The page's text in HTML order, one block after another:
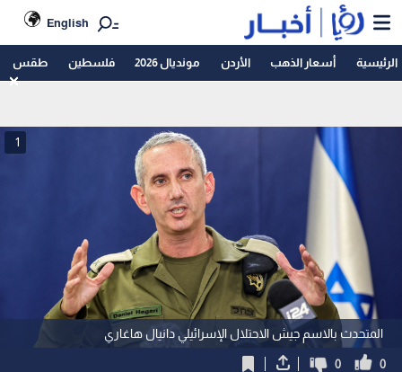
English
الرئيسية أسعار الذهب الأردن مونديال 2026 فلسطين طقس
المتحدث بالاسم جيش الاحتلال الإسرائيلي دانيال هاغاري
1
0
0